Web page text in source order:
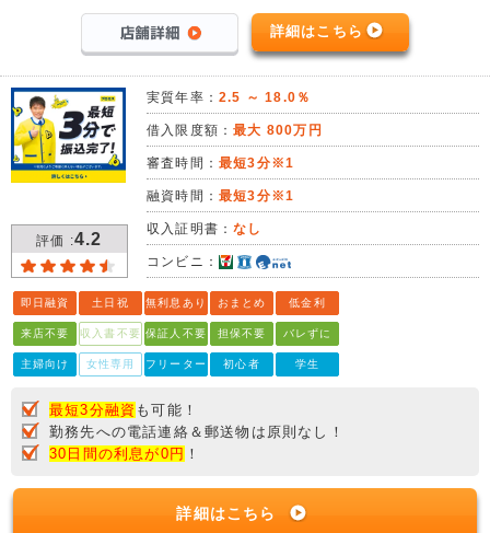
詳細はこちら
評価 :4.2
実質年率： 2.5 ～ 18.0％
借入限度額：最大 800万円
審査時間： 最短3分※1
融資時間： 最短3分※1
収入証明書：なし
コンビニ：
即日融資 土日祝 無利息あり おまとめ 低金利
来店不要 収入書不要 保証人不要 担保不要 バレずに
主婦向け 女性専用 フリーター 初心者 学生
最短3分融資 も可能！
勤務先への電話連絡＆郵送物は原則なし！
30日間の利息が0円 ！
詳細はこちら